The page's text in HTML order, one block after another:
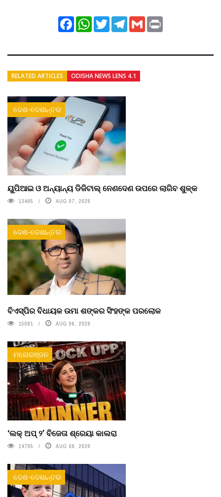
FacebookWhatsApp
TwitterTelegram
Gmail
RELATED ARTICLES ODISHA NEWS LENS 4.1
ଦେଶ-ଦେଶାନ୍ତର
ୟୁପିଆଇ ଓ ଅନ୍ୟାନ୍ୟ ଡିଜିଟାଲ୍ ନେଣଦେଣ ଉପରେ ଲାଗିବ ଶୁଳ୍କ
13495 AUG 07, 2026
ଦେଶ-ଦେଶାନ୍ତର
ବିଏସ୍‌ପିର ବିଧାୟକ ଉମା ଶଙ୍କର ସିଂହଙ୍କ ପରଲୋକ
15081 AUG 06, 2026
ମନୋରଞ୍ଜନ
‘ଲକ୍ ଅପ୍ ୨’ ବିଜେତା ଶ୍ରେୟା କାଲରା
14795 AUG 06, 2026
ଦେଶ-ଦେଶାନ୍ତର